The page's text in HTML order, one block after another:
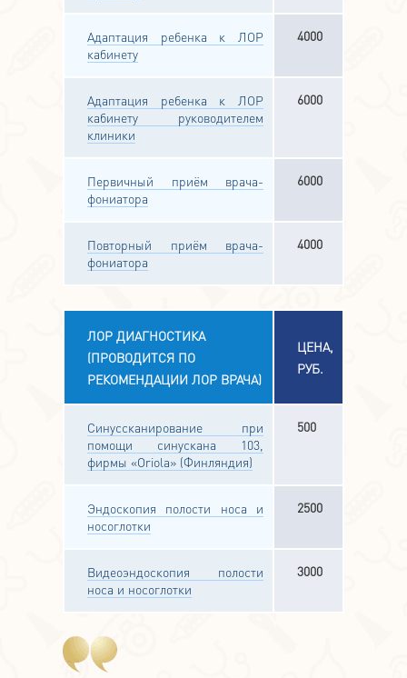
Адаптация ребенка к ЛОР
кабинету
4000
Адаптация ребенка к ЛОР
кабинету руководителем
клиники
6000
Первичный приём врача-
фониатора
6000
Повторный приём врача-
фониатора
4000
ЛОР ДИАГНОСТИКА
(ПРОВОДИТСЯ ПО
РЕКОМЕНДАЦИИ ЛОР ВРАЧА)
ЦЕНА,
РУБ.
Синуссканирование при
помощи синускана 103,
фирмы «Oriola» (Финляндия)
500
Эндоскопия полости носа и
носоглотки
2500
Видеоэндоскопия полости
носа и носоглотки
3000